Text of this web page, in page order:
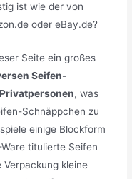
ist wie der von
oder eBay.de?
Seite ein großes
Seifen-
, was
Schnäppchen zu
einige Blockform
titulierte Seifen
kleine